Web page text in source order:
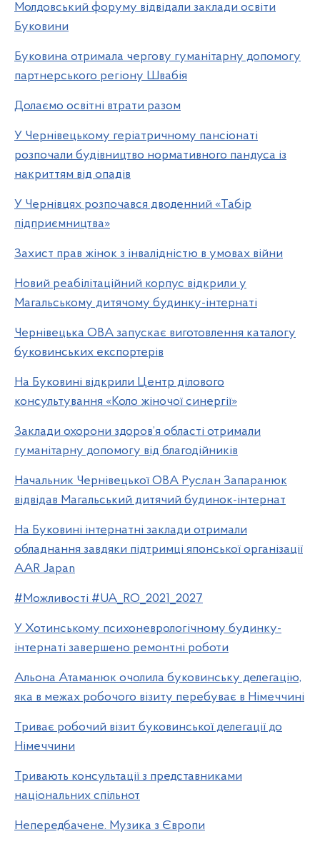
Молдовський форуму відвідали заклади освіти
Буковини
Буковина отримала чергову гуманітарну допомогу
партнерського регіону Швабія
Долаємо освітні втрати разом
У Чернівецькому геріатричному пансіонаті
розпочали будівництво нормативного пандуса із
накриттям від опадів
У Чернівцях розпочався дводенний «Табір
підприємництва»
Захист прав жінок з інвалідністю в умовах війни
Новий реабілітаційний корпус відкрили у
Магальському дитячому будинку-інтернаті
Чернівецька ОВА запускає виготовлення каталогу
буковинських експортерів
На Буковині відкрили Центр ділового
консультування «Коло жіночої синергії»
Заклади охорони здоров’я області отримали
гуманітарну допомогу від благодійників
Начальник Чернівецької ОВА Руслан Запаранюк
відвідав Магальський дитячий будинок-інтернат
На Буковині інтернатні заклади отримали
обладнання завдяки підтримці японської організації
AAR Japan
#Можливості #UA_RO_2021_2027
У Хотинському психоневрологічному будинку-
інтернаті завершено ремонтні роботи
Альона Атаманюк очолила буковинську делегацію,
яка в межах робочого візиту перебуває в Німеччині
Триває робочий візит буковинської делегації до
Німеччини
Тривають консультації з представниками
національних спільнот
Непередбачене. Музика з Європи